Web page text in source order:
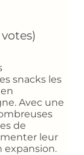
votes)
snacks les
Avec une
de
leur
expansion.